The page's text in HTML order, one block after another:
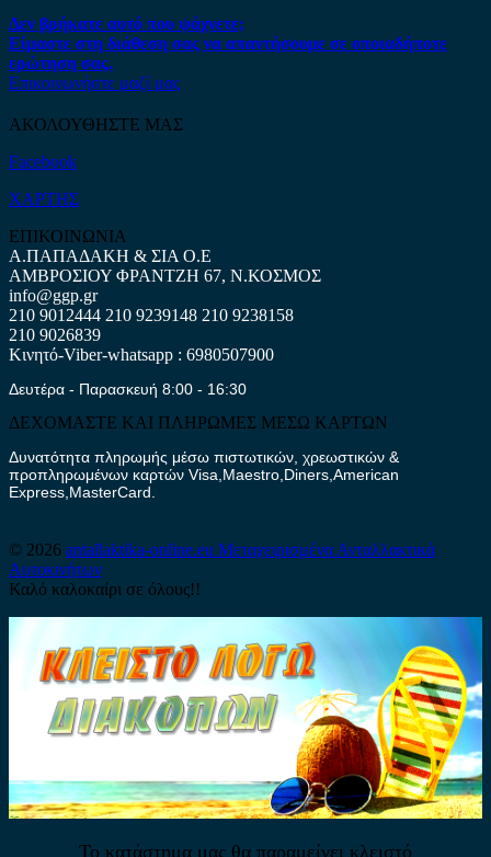
Δεν βρήκατε αυτό που ψάχνετε;
Είμαστε στη διάθεση σας να απαντήσουμε σε οποιαδήποτε
ερώτηση σας.
Επικοινωνήστε μαζί μας
ΑΚΟΛΟΥΘΗΣΤΕ ΜΑΣ
Facebook
ΧΑΡΤΗΣ
ΕΠΙΚΟΙΝΩΝΙΑ
Α.ΠΑΠΑΔΑΚΗ & ΣΙΑ Ο.Ε
ΑΜΒΡΟΣΙΟΥ ΦΡΑΝΤΖΗ 67, Ν.ΚΟΣΜΟΣ
info@ggp.gr
210 9012444 210 9239148 210 9238158
210 9026839
Κινητό-Viber-whatsapp : 6980507900
Δευτέρα - Παρασκευή 8:00 - 16:30
ΔΕΧΟΜΑΣΤΕ ΚΑΙ ΠΛΗΡΩΜΕΣ ΜΕΣΩ ΚΑΡΤΩΝ
Δυνατότητα πληρωμής μέσω πιστωτικών, χρεωστικών &
προπληρωμένων καρτών Visa,Maestro,Diners,American
Express,MasterCard.
© 2026 antallaktika-online.eu Μεταχειρισμένα Ανταλλακτικά
Αυτοκινήτων
Καλό καλοκαίρι σε όλους!!
Το κατάστημα μας θα παραμείνει κλειστό